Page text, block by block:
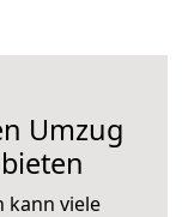
Umzug
kann viele